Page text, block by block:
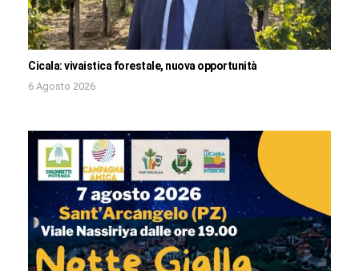
Cicala: vivaistica forestale, nuova opportunità
6 Agosto 2026